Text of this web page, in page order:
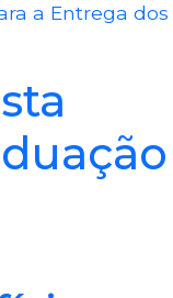
a Entrega dos